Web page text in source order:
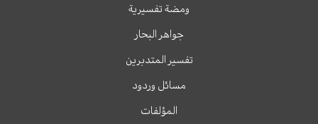
ومضة تفسيرية
جواهر البحار
تفسير المتدبرين
مسائل وردود
المؤلفات